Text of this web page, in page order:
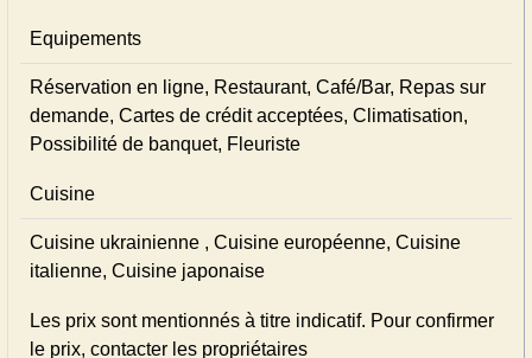
Equipements
Réservation en ligne, Restaurant, Café/Bar, Repas sur
demande, Cartes de crédit acceptées, Climatisation,
Possibilité de banquet, Fleuriste
Cuisine
Cuisine ukrainienne , Cuisine européenne, Cuisine
italienne, Cuisine japonaise
Les prix sont mentionnés à titre indicatif. Pour confirmer
le prix, contacter les propriétaires